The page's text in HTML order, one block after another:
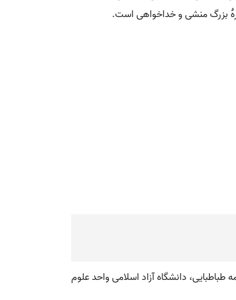
بزرگ منشی و خداخواهی است.
دانشگاه آزاد اسلامی واحد علوم